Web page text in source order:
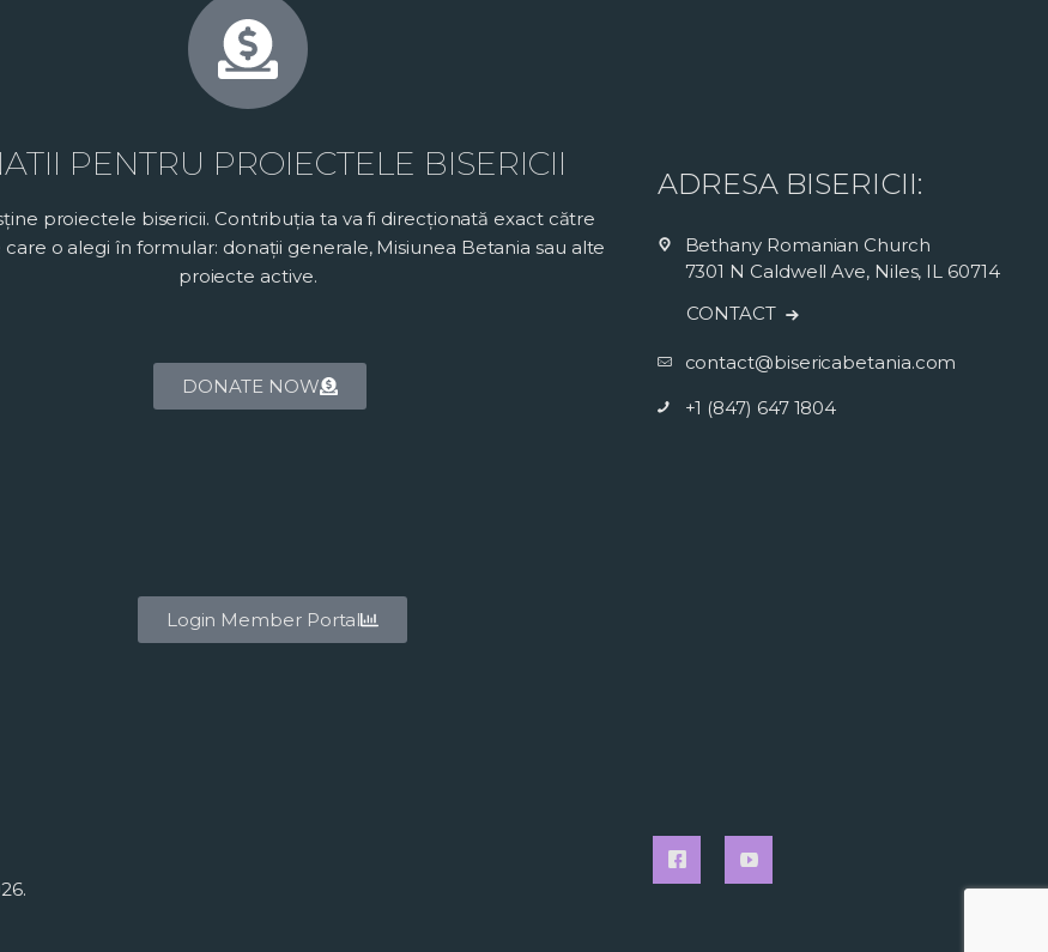
PENTRU PROIECTELE BISERICII
proiectele bisericii. Contribuția ta va fi direcționată exact către
o alegi în formular: donații generale, Misiunea Betania sau alte
proiecte active.
DONATE NOW
Login Member Portal
ADRESA BISERICII:
Bethany Romanian Church
7301 N Caldwell Ave, Niles, IL 60714
CONTACT
contact@bisericabetania.com
+1 (847) 647 1804